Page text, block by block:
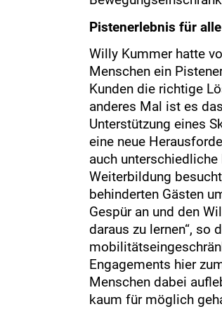
Pistenerlebnis für alle
Willy Kummer hatte
Menschen ein
Kunden die richtige
anderes Mal ist es
Unterstützung eines
eine neue
auch
Weiterbildung
behinderten Gästen
Gespür an und den
daraus zu lernen“, so
Engagements hier
Menschen dabei
kaum für möglich